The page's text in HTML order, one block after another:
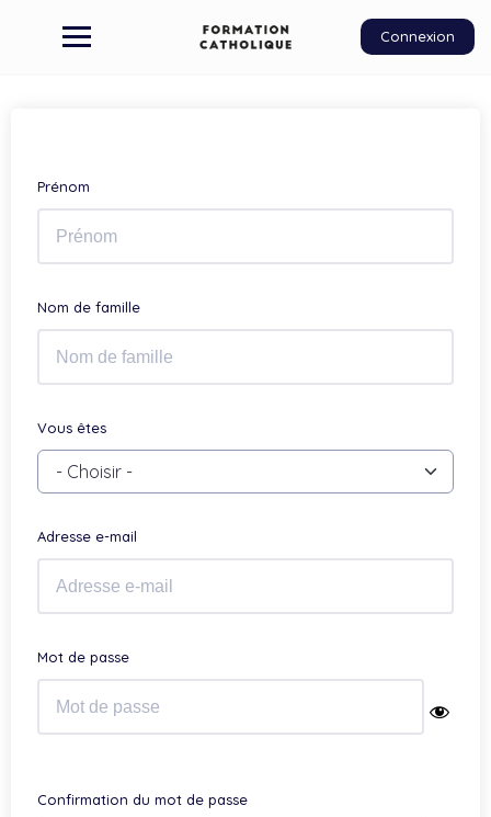
Connexion
Prénom
Nom de famille
Vous êtes
- Choisir -
Adresse e-mail
Mot de passe
Confirmation du mot de passe